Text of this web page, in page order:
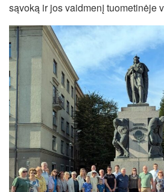
sąvoką ir jos vaidmenį tuometinėje